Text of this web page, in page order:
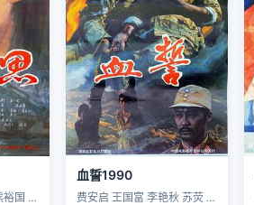
裕国 …
血誓1990
费安启 王国富 李艳秋 苏荧 …